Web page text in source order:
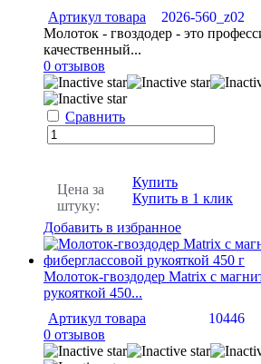
Артикул товара
2026-560_z02
Молоток - гвоздодер - это
качественный...
0 отзывов
Сравнить
Цена за
штуку:
Купить
Купить в 1 клик
Добавить в избранное
Молоток-гвоздодер Matrix с
рукояткой 450...
Артикул товара
10446
0 отзывов